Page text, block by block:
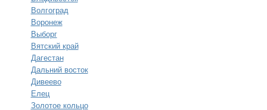
Волгоград
Воронеж
Выборг
Вятский край
Дагестан
Дальний восток
Дивеево
Елец
Золотое кольцо